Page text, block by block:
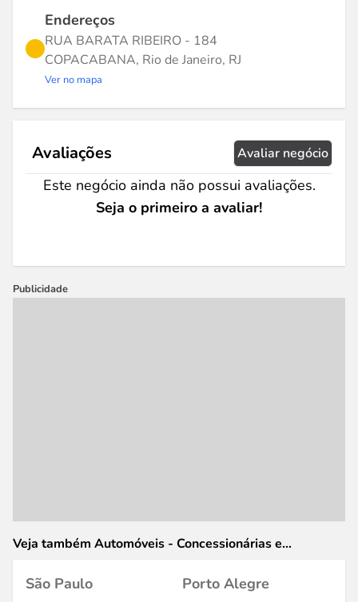
Endereços
RUA BARATA RIBEIRO - 184
COPACABANA, Rio de Janeiro, RJ
Ver no mapa
Avaliações Avaliar negócio
Este negócio ainda não possui avaliações.
Seja o primeiro a avaliar!
Publicidade
Veja também Automóveis - Concessionárias e
São Paulo
Porto Alegre